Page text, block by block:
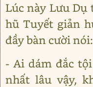
Lúc này Lưu
hũ Tuyết giản
đầy bàn cười nói:
- Ai dám đắc
nhất lâu vậy,